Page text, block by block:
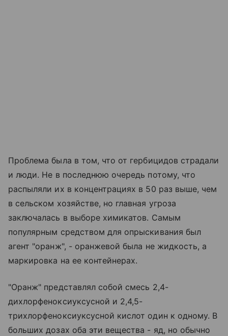
Проблема была в том, что от гербицидов страдали
и люди. Не в последнюю очередь потому, что
распыляли их в концентрациях в 50 раз выше, чем
в сельском хозяйстве, но главная угроза
заключалась в выборе химикатов. Самым
популярным средством для опрыскивания был
агент "оранж", - оранжевой была не жидкость, а
маркировка на ее контейнерах.
"Оранж" представлял собой смесь 2,4-
дихлорфеноксиуксусной и 2,4,5-
трихлорфеноксиуксусной кислот один к одному. В
больших дозах оба эти вещества - яд, но обычно